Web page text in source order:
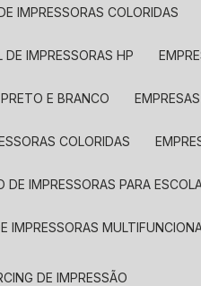
IMPRESSORAS COLORIDAS
DE IMPRESSORAS HP
E BRANCO
COLORIDAS
DE IMPRESSORAS PARA
IMPRESSORAS
DE IMPRESSÃO